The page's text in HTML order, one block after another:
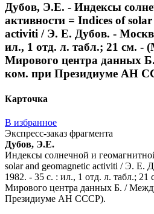
Дубов, Э.Е. - Индексы
активности = Indices of
activiti / Э. Е. Дубов. -
ил., 1 отд. л. табл.; 21 см. -
Мирового центра данных
ком. при Президиуме АН
Карточка
В избранное
Экспресс-заказ фрагмента
Дубов, Э.Е.
Индексы солнечной и
solar and geomagnetic activiti / Э. Е.
1982. - 35 с. : ил., 1 отд. л. табл.;
Мирового центра данных Б. /
Президиуме АН СССР).